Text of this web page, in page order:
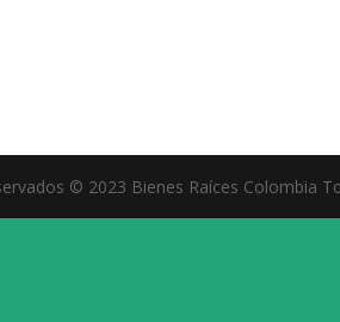
© 2023 Bienes Raíces Colombia